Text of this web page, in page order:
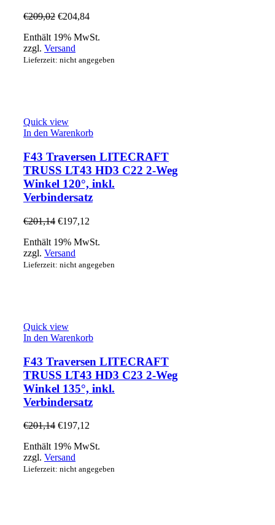
€209,02 €204,84
Enthält 19% MwSt.
zzgl. Versand
Lieferzeit: nicht angegeben
Quick view
In den Warenkorb
F43 Traversen LITECRAFT
TRUSS LT43 HD3 C22 2-Weg
Winkel 120°, inkl.
Verbindersatz
€201,14 €197,12
Enthält 19% MwSt.
zzgl. Versand
Lieferzeit: nicht angegeben
Quick view
In den Warenkorb
F43 Traversen LITECRAFT
TRUSS LT43 HD3 C23 2-Weg
Winkel 135°, inkl.
Verbindersatz
€201,14 €197,12
Enthält 19% MwSt.
zzgl. Versand
Lieferzeit: nicht angegeben